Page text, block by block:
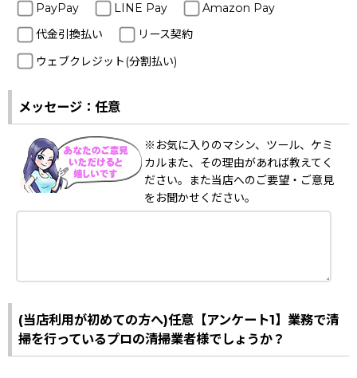
PayPay
LINE Pay
Amazon Pay
代金引換払い
リース契約
ウェブクレジット(分割払い)
メッセージ：任意
※お気に入りのマシン、ツール、ケミ
カルまた、その理由があれば教えてく
ださい。また当店へのご要望・ご意見
をお聞かせください。
(当店利用が初めての方へ)任意【アンケート1】業務で清
掃を行っているプロの清掃業者様でしょうか？